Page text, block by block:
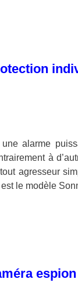
alarme
à
agresseur
le modèle
espion